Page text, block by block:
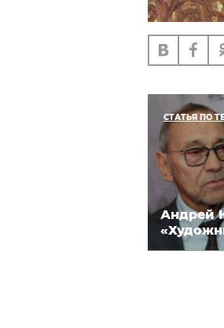
СТАТЬЯ ПО
Андрей